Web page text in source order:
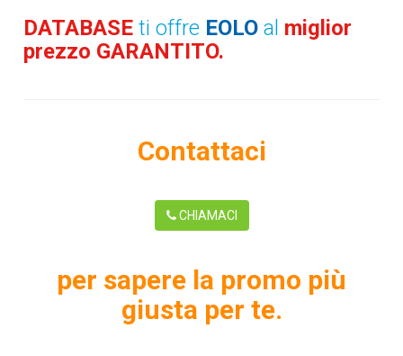
DATABASEti offre EOLO al miglior
prezzo GARANTITO.
Contattaci
CHIAMACI
per sapere la promo più
giusta per te.